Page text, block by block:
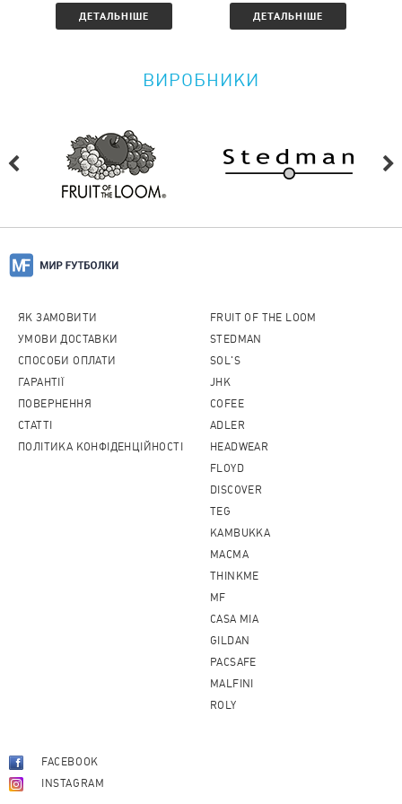
ДЕТАЛЬНІШЕ ДЕТАЛЬНІШЕ
ВИРОБНИКИ
ЯК ЗАМОВИТИ
УМОВИ ДОСТАВКИ
СПОСОБИ ОПЛАТИ
ГАРАНТІЇ
ПОВЕРНЕННЯ
CТАТТІ
ПОЛІТИКА КОНФІДЕНЦІЙНОСТІ
FRUIT OF THE LOOM
STEDMAN
SOL'S
JHK
COFEE
ADLER
HEADWEAR
FLOYD
DISCOVER
TEG
KAMBUKKA
MACMA
THINKME
MF
CASA MIA
GILDAN
PACSAFE
MALFINI
ROLY
FACEBOOK
INSTAGRAM